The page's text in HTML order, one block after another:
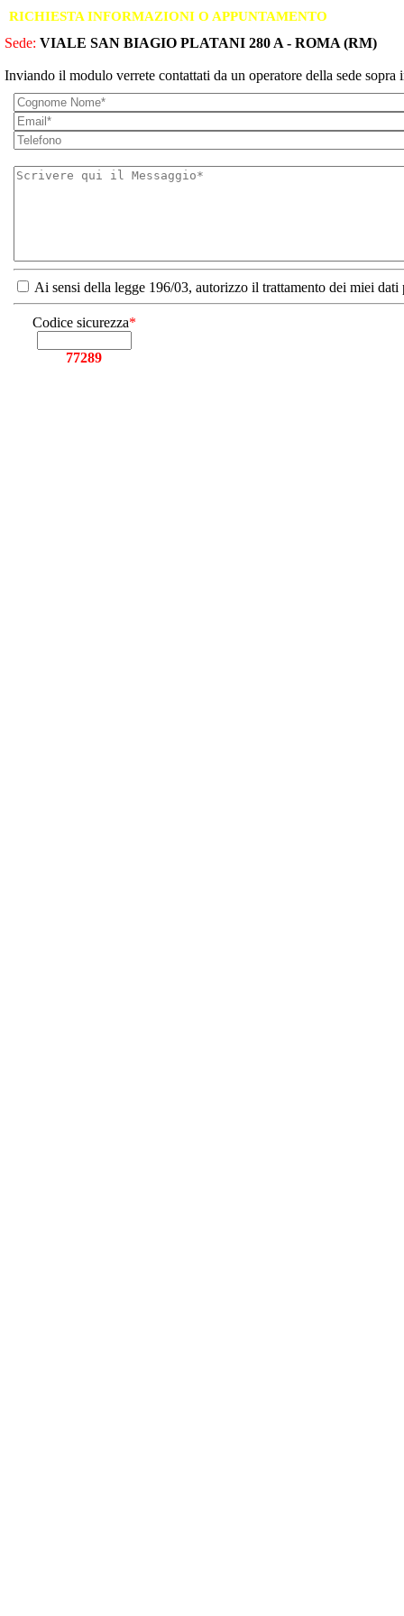
RICHIESTA INFORMAZIONI O APPUNTAMENTO
Sede: VIALE SAN BIAGIO PLATANI 280 A - ROMA (RM)
Inviando il modulo verrete contattati da un operatore della sede sopra
Ai sensi della legge 196/03, autorizzo il trattamento dei miei
Codice sicurezza*
77289